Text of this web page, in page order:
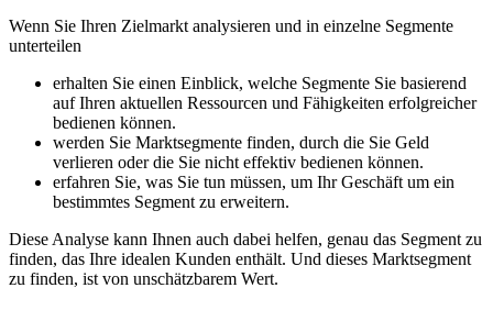
Wenn Sie Ihren Zielmarkt analysieren und in einzelne Segmente
unterteilen
erhalten Sie einen Einblick, welche Segmente Sie basierend
auf Ihren aktuellen Ressourcen und Fähigkeiten erfolgreicher
bedienen können.
werden Sie Marktsegmente finden, durch die Sie Geld
verlieren oder die Sie nicht effektiv bedienen können.
erfahren Sie, was Sie tun müssen, um Ihr Geschäft um ein
bestimmtes Segment zu erweitern.
Diese Analyse kann Ihnen auch dabei helfen, genau das Segment zu
finden, das Ihre idealen Kunden enthält. Und dieses Marktsegment
zu finden, ist von unschätzbarem Wert.